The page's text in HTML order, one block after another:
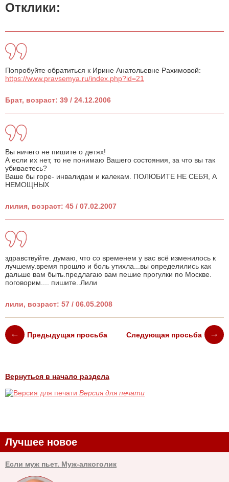
Отклики:
Попробуйте обратиться к Ирине Анатольевне Рахимовой:
https://www.pravsemya.ru/index.php?id=21
Брат, возраст: 39 / 24.12.2006
Вы ничего не пишите о детях!
А если их нет, то не понимаю Вашего состояния, за что вы так
убиваетесь?
Ваше бы горе- инвалидам и калекам. ПОЛЮБИТЕ НЕ СЕБЯ, А
НЕМОЩНЫХ
лилия, возраст: 45 / 07.02.2007
здравствуйте. думаю, что со временем у вас всё изменилось к
лучшему.время прошло и боль утихла...вы определились как
дальше вам быть.предлагаю вам пешие прогулки по Москве.
поговорим.... пишите..Лили
лили, возраст: 57 / 06.05.2008
Предыдущая просьба Следующая просьба
Вернуться в начало раздела
Версия для печати
Лучшее новое
Если муж пьет. Муж-алкоголик